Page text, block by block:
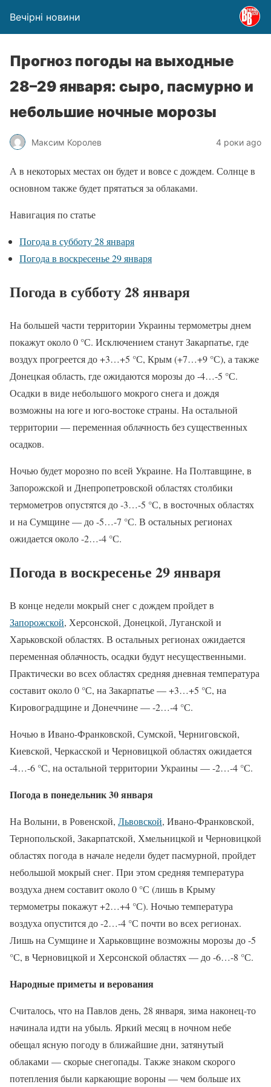
Вечірні новини
Прогноз погоды на выходные
28–29 января: сыро, пасмурно и
небольшие ночные морозы
Максим Королев 4 роки ago
А в некоторых местах он будет и вовсе с дождем. Солнце в
основном также будет прятаться за облаками.
Навигация по статье
Погода в субботу 28 января
Погода в воскресенье 29 января
Погода в субботу 28 января
На большей части территории Украины термометры днем
покажут около 0 °С. Исключением станут Закарпатье, где
воздух прогреется до +3…+5 °С, Крым (+7…+9 °С), а также
Донецкая область, где ожидаются морозы до -4…-5 °С.
Осадки в виде небольшого мокрого снега и дождя
возможны на юге и юго-востоке страны. На остальной
территории — переменная облачность без существенных
осадков.
Ночью будет морозно по всей Украине. На Полтавщине, в
Запорожской и Днепропетровской областях столбики
термометров опустятся до -3…-5 °С, в восточных областях
и на Сумщине — до -5…-7 °С. В остальных регионах
ожидается около -2…-4 °С.
Погода в воскресенье 29 января
В конце недели мокрый снег с дождем пройдет в
Запорожской, Херсонской, Донецкой, Луганской и
Харьковской областях. В остальных регионах ожидается
переменная облачность, осадки будут несущественными.
Практически во всех областях средняя дневная температура
составит около 0 °С, на Закарпатье — +3…+5 °С, на
Кировоградщине и Донеччине — -2…-4 °С.
Ночью в Ивано-Франковской, Сумской, Черниговской,
Киевской, Черкасской и Черновицкой областях ожидается
-4…-6 °С, на остальной территории Украины — -2…-4 °С.
Погода в понедельник 30 января
На Волыни, в Ровенской, Львовской, Ивано-Франковской,
Тернопольской, Закарпатской, Хмельницкой и Черновицкой
областях погода в начале недели будет пасмурной, пройдет
небольшой мокрый снег. При этом средняя температура
воздуха днем составит около 0 °С (лишь в Крыму
термометры покажут +2…+4 °С). Ночью температура
воздуха опустится до -2…-4 °С почти во всех регионах.
Лишь на Сумщине и Харьковщине возможны морозы до -5
°С, в Черновицкой и Херсонской областях — до -6…-8 °С.
Народные приметы и верования
Считалось, что на Павлов день, 28 января, зима наконец-то
начинала идти на убыль. Яркий месяц в ночном небе
обещал ясную погоду в ближайшие дни, затянутый
облаками — скорые снегопады. Также знаком скорого
потепления были каркающие вороны — чем больше их